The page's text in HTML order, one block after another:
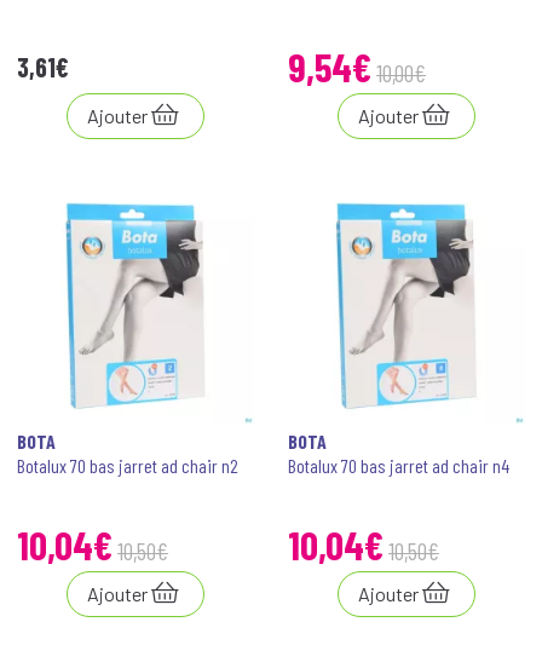
3,61€
Ajouter
9,54€ 10,00€
Ajouter
BOTA
Botalux 70 bas jarret ad chair n2
10,04€ 10,50€
Ajouter
BOTA
Botalux 70 bas jarret ad chair n4
10,04€ 10,50€
Ajouter